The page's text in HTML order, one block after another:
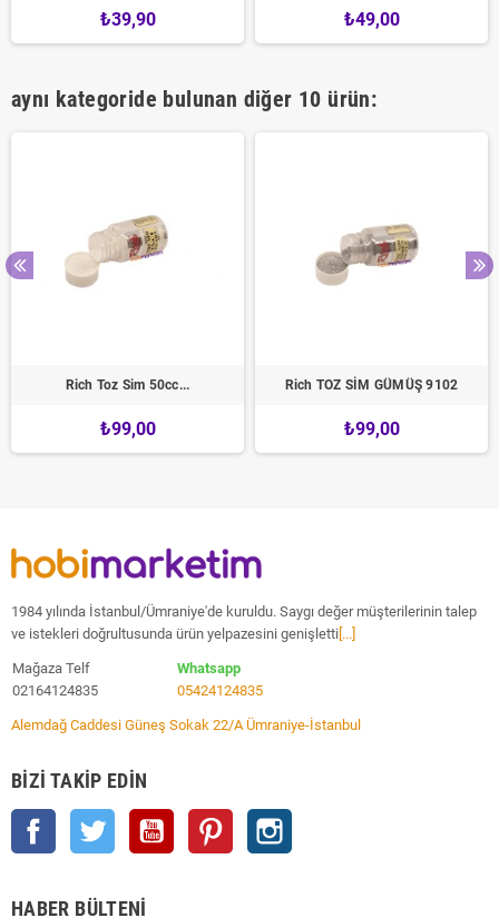
₺39,90 ₺49,00
aynı kategoride bulunan diğer 10 ürün:
Rich Toz Sim 50cc...
₺99,00
Rich TOZ SİM GÜMÜŞ 9102
₺99,00
1984 yılında İstanbul/Ümraniye'de kuruldu. Saygı değer müşterilerinin talep
ve istekleri doğrultusunda ürün yelpazesini genişletti [...]
Mağaza Telf
02164124835
Whatsapp
05424124835
Alemdağ Caddesi Güneş Sokak 22/A Ümraniye-İstanbul
BIZI TAKIP EDIN
Facebook Twitter YouTube Pinterest
HABER BÜLTENI